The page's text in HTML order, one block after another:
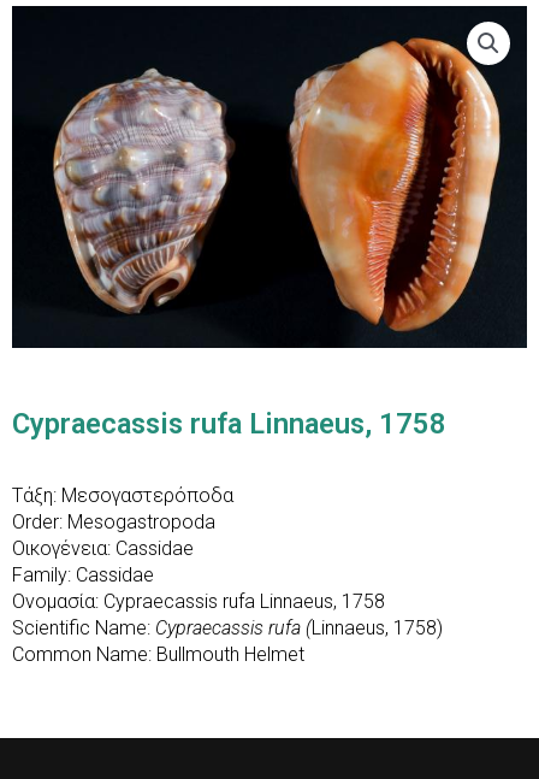
Cypraecassis rufa Linnaeus, 1758
Τάξη: Mεσογαστερόποδα
Order: Μesogastropoda
Οικογένεια: Cassidae
Family: Cassidae
Ονομασία: Cypraecassis rufa Linnaeus, 1758
Scientific Name: Cypraecassis rufa (Linnaeus, 1758)
Common Name: Bullmouth Helmet